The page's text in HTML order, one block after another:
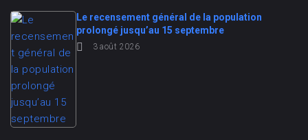
Le recensement général de la population
prolongé jusqu’au 15 septembre
3 août 2026